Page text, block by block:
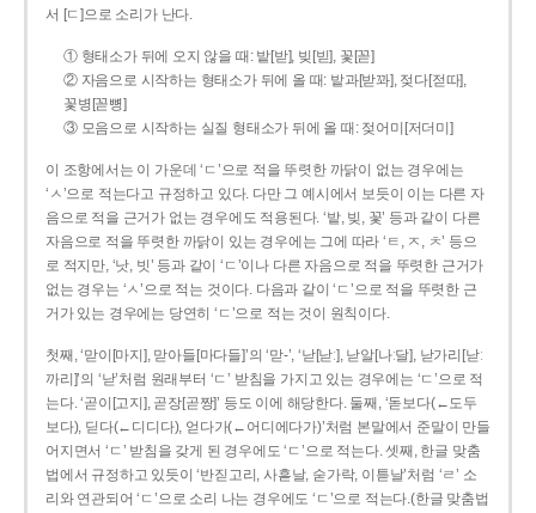
서 [ㄷ]으로 소리가 난다.
① 형태소가 뒤에 오지 않을 때: 밭[받], 빚[빋], 꽃[꼳]
② 자음으로 시작하는 형태소가 뒤에 올 때: 밭과[받꽈], 젖다[젇따],
꽃병[꼳뼝]
③ 모음으로 시작하는 실질 형태소가 뒤에 올 때: 젖어미[저더미]
이 조항에서는 이 가운데 ‘ㄷ’으로 적을 뚜렷한 까닭이 없는 경우에는
‘ㅅ’으로 적는다고 규정하고 있다. 다만 그 예시에서 보듯이 이는 다른 자
음으로 적을 근거가 없는 경우에도 적용된다. ‘밭, 빚, 꽃’ 등과 같이 다른
자음으로 적을 뚜렷한 까닭이 있는 경우에는 그에 따라 ‘ㅌ, ㅈ, ㅊ’ 등으
로 적지만, ‘낫, 빗’ 등과 같이 ‘ㄷ’이나 다른 자음으로 적을 뚜렷한 근거가
없는 경우는 ‘ㅅ’으로 적는 것이다. 다음과 같이 ‘ㄷ’으로 적을 뚜렷한 근
거가 있는 경우에는 당연히 ‘ㄷ’으로 적는 것이 원칙이다.
첫째, ‘맏이[마지], 맏아들[마다들]’의 ‘맏-’, ‘낟[낟ː], 낟알[나ː달], 낟가리[낟ː
까리]’의 ‘낟’처럼 원래부터 ‘ㄷ’ 받침을 가지고 있는 경우에는 ‘ㄷ’으로 적
는다. ‘곧이[고지], 곧장[곧짱]’ 등도 이에 해당한다. 둘째, ‘돋보다(←도두
보다), 딛다(←디디다), 얻다가(←어디에다가)’처럼 본말에서 준말이 만들
어지면서 ‘ㄷ’ 받침을 갖게 된 경우에도 ‘ㄷ’으로 적는다. 셋째, 한글 맞춤
법에서 규정하고 있듯이 ‘반짇고리, 사흗날, 숟가락, 이튿날’처럼 ‘ㄹ’ 소
리와 연관되어 ‘ㄷ’으로 소리 나는 경우에도 ‘ㄷ’으로 적는다.(한글 맞춤법